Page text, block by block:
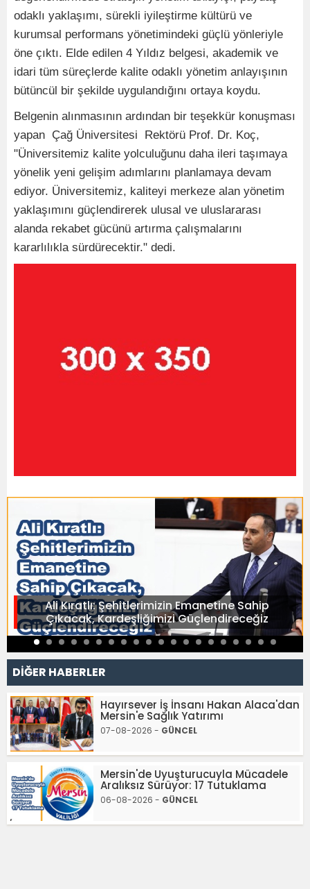
odaklı yaklaşımı, sürekli iyileştirme kültürü ve
kurumsal performans yönetimindeki güçlü yönleriyle
öne çıktı. Elde edilen 4 Yıldız belgesi, akademik ve
idari tüm süreçlerde kalite odaklı yönetim anlayışının
bütüncül bir şekilde uygulandığını ortaya koydu.
Belgenin alınmasının ardından bir teşekkür konuşması
yapan Çağ Üniversitesi Rektörü Prof. Dr. Koç,
"Üniversitemiz kalite yolculuğunu daha ileri taşımaya
yönelik yeni gelişim adımlarını planlamaya devam
ediyor. Üniversitemiz, kaliteyi merkeze alan yönetim
yaklaşımını güçlendirerek ulusal ve uluslararası
alanda rekabet gücünü artırma çalışmalarını
kararlılıkla sürdürecektir." dedi.
Ali Kıratlı: Şehitlerimizin Emanetine Sahip
Çıkacak, Kardeşliğimizi Güçlendireceğiz
DİĞER HABERLER
Hayırsever İş İnsanı Hakan Alaca'dan
Mersin'e Sağlık Yatırımı
07-08-2026 - GÜNCEL
Mersin'de Uyuşturucuyla Mücadele
Aralıksız Sürüyor: 17 Tutuklama
06-08-2026 - GÜNCEL